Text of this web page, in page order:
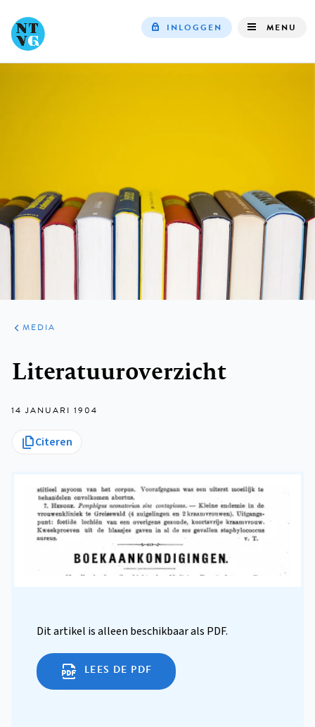
INLOGGEN MENU
ARTIKELEN
VARIA
MEDIA
Literatuuroverzicht
14 JANUARI 1904
Citeren
Dit artikel is alleen beschikbaar als PDF.
LEES DE PDF